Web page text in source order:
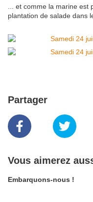
... et comme la marine est
plantation de salade dans
Partager
Vous aimerez
Embarquons-nous !